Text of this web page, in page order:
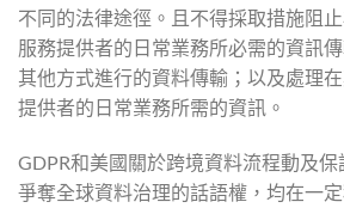
不同的法律途徑。且不得採取措施阻
服務提供者的日常業務所必需的資訊
其他方式進行的資料傳輸；以及處理
提供者的日常業務所需的資訊。
GDPR和美國關於跨境資料流程動及
爭奪全球資料治理的話語權，均在一